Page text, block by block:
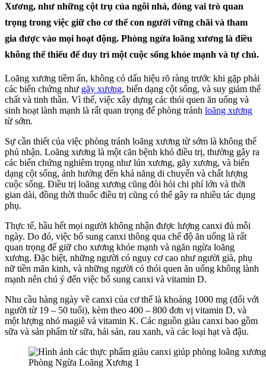
Xương, như những cột trụ của ngôi nhà, đóng vai trò quan
trọng trong việc giữ cho cơ thể con người vững chãi và tham
gia được vào mọi hoạt động. Phòng ngừa loãng xương là điều
không thể thiếu để duy trì một cuộc sống khỏe mạnh và tự chủ.
Loãng xương tiềm ẩn, không có dấu hiệu rõ ràng trước khi gặp phải
các biến chứng như gãy xương, biến dạng cột sống, và suy giảm thể
chất và tinh thần. Vì thế, việc xây dựng các thói quen ăn uống và
sinh hoạt lành mạnh là rất quan trọng để phòng tránh loãng xương
từ sớm.
Sự cần thiết của việc phòng tránh loãng xương từ sớm là không thể
phủ nhận. Loãng xương là một căn bệnh khó điều trị, thường gây ra
các biến chứng nghiêm trọng như lún xương, gãy xương, và biến
dạng cột sống, ảnh hưởng đến khả năng di chuyển và chất lượng
cuộc sống. Điều trị loãng xương cũng đòi hỏi chi phí lớn và thời
gian dài, đồng thời thuốc điều trị cũng có thể gây ra nhiều tác dụng
phụ.
Thực tế, hầu hết mọi người không nhận được lượng canxi đủ mỗi
ngày. Do đó, việc bổ sung canxi thông qua chế độ ăn uống là rất
quan trọng để giữ cho xương khỏe mạnh và ngăn ngừa loãng
xương. Đặc biệt, những người có nguy cơ cao như người già, phụ
nữ tiền mãn kinh, và những người có thói quen ăn uống không lành
mạnh nên chú ý đến việc bổ sung canxi và vitamin D.
Nhu cầu hàng ngày về canxi của cơ thể là khoảng 1000 mg (đối với
người từ 19 – 50 tuổi), kèm theo 400 – 800 đơn vị vitamin D, và
một lượng nhỏ magiê và vitamin K. Các nguồn giàu canxi bao gồm
sữa và sản phẩm từ sữa, hải sản, rau xanh, và các loại hạt và đậu.
Phòng Ngừa Loãng Xương 1